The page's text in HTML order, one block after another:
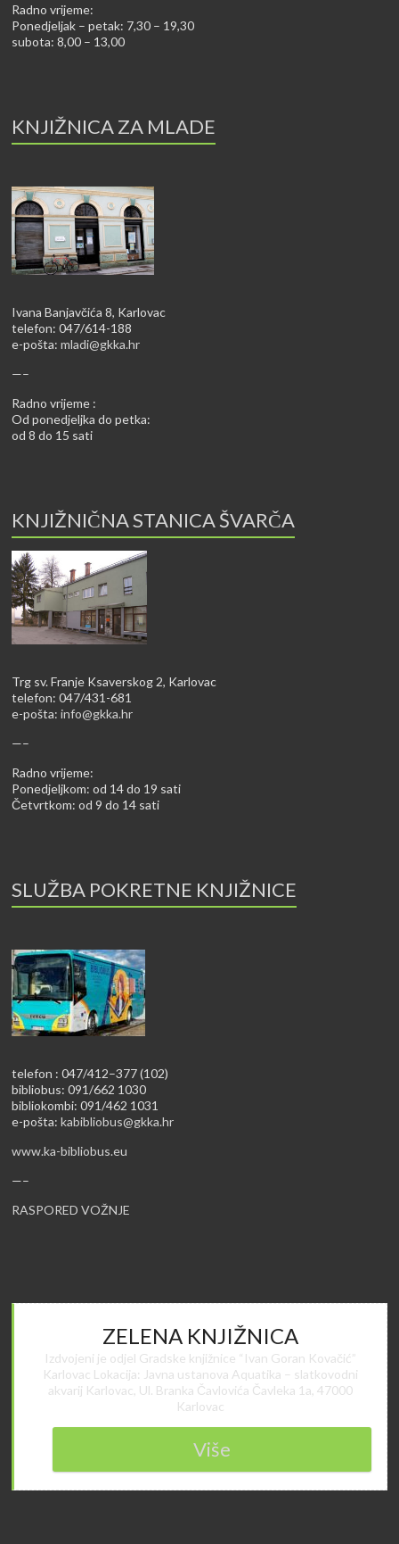
Radno vrijeme:
Ponedjeljak – petak: 7,30 – 19,30
subota: 8,00 – 13,00
KNJIŽNICA ZA MLADE
Ivana Banjavčića 8, Karlovac
telefon: 047/614-188
e-pošta:mladi@gkka.hr
—–
Radno vrijeme :
Od ponedjeljka do petka:
od 8 do 15 sati
KNJIŽNIČNA STANICA ŠVARČA
Trg sv. Franje Ksaverskog 2, Karlovac
telefon: 047/431-681
e-pošta:info@gkka.hr
—–
Radno vrijeme:
Ponedjeljkom: od 14 do 19 sati
Četvrtkom: od 9 do 14 sati
SLUŽBA POKRETNE KNJIŽNICE
telefon : 047/412–377 (102)
bibliobus: 091/662 1030
bibliokombi: 091/462 1031
e-pošta:kabibliobus@gkka.hr
www.ka-bibliobus.eu
—–
RASPORED VOŽNJE
ZELENA KNJIŽNICA
Izdvojeni je odjel Gradske knjižnice “Ivan Goran Kovačić”
Karlovac Lokacija: Javna ustanova Aquatika – slatkovodni
akvarij Karlovac, Ul. Branka Čavlovića Čavleka 1a, 47000
Karlovac
Više